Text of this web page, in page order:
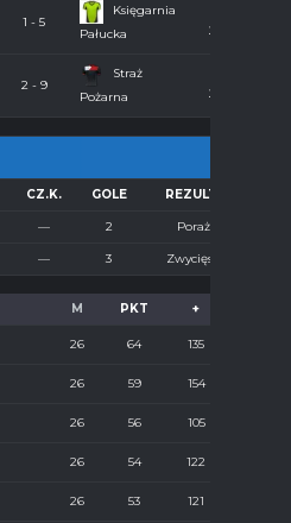
1 - 5
Księgarnia
Pałucka
2008/2009
2 - 9
Straż
Pożarna
2008/2009
CZ.K. GOLE REZULTAT
— 2 Porażka
— 3 Zwycięstwo
M PKT +
26 64 135
26 59 154
26 56 105
26 54 122
26 53 121